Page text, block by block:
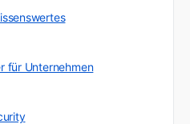
für Unternehmen